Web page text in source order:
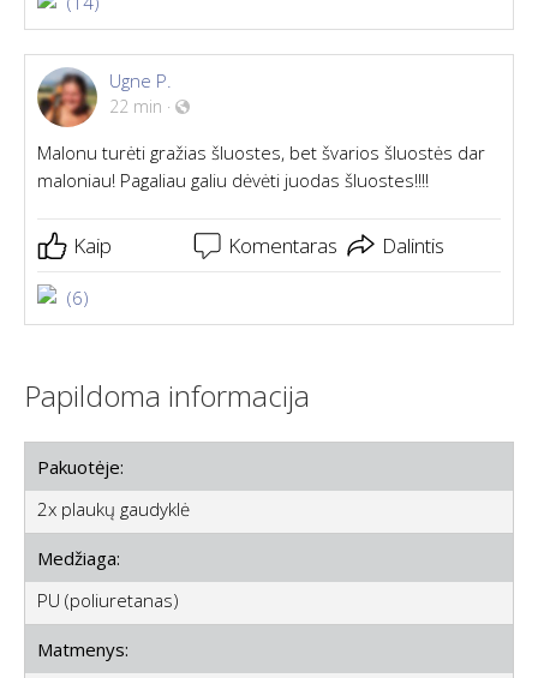
Ugne P.
22 min ·
Malonu turėti gražias šluostes, bet švarios šluostės dar
maloniau! Pagaliau galiu dėvėti juodas šluostes!!!!
Kaip Komentaras Dalintis
(6)
Papildoma informacija
Pakuotėje:
2x plaukų gaudyklė
Medžiaga:
PU (poliuretanas)
Matmenys: